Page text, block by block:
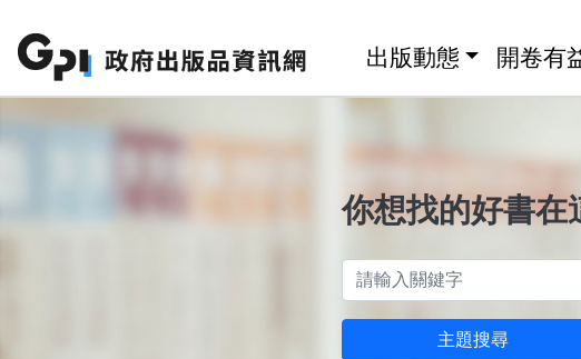
出版動態 開卷有
你想找的好書在
主題搜尋